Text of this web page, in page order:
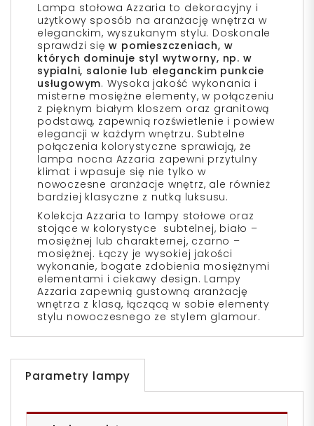
Lampa stołowa Azzaria to dekoracyjny i
użytkowy sposób na aranżację wnętrza w
eleganckim, wyszukanym stylu. Doskonale
sprawdzi się w pomieszczeniach, w
których dominuje styl wytworny, np. w
sypialni, salonie lub eleganckim punkcie
usługowym. Wysoka jakość wykonania i
misterne mosiężne elementy, w połączeniu
z pięknym białym kloszem oraz granitową
podstawą, zapewnią rozświetlenie i powiew
elegancji w każdym wnętrzu. Subtelne
połączenia kolorystyczne sprawiają, że
lampa nocna Azzaria zapewni przytulny
klimat i wpasuje się nie tylko w
nowoczesne aranżacje wnętrz, ale również
bardziej klasyczne z nutką luksusu.
Kolekcja Azzaria to lampy stołowe oraz
stojące w kolorystyce subtelnej, biało –
mosiężnej lub charakternej, czarno –
mosiężnej. Łączy je wysokiej jakości
wykonanie, bogate zdobienia mosiężnymi
elementami i ciekawy design. Lampy
Azzaria zapewnią gustowną aranżację
wnętrza z klasą, łączącą w sobie elementy
stylu nowoczesnego ze stylem glamour.
Parametry lampy